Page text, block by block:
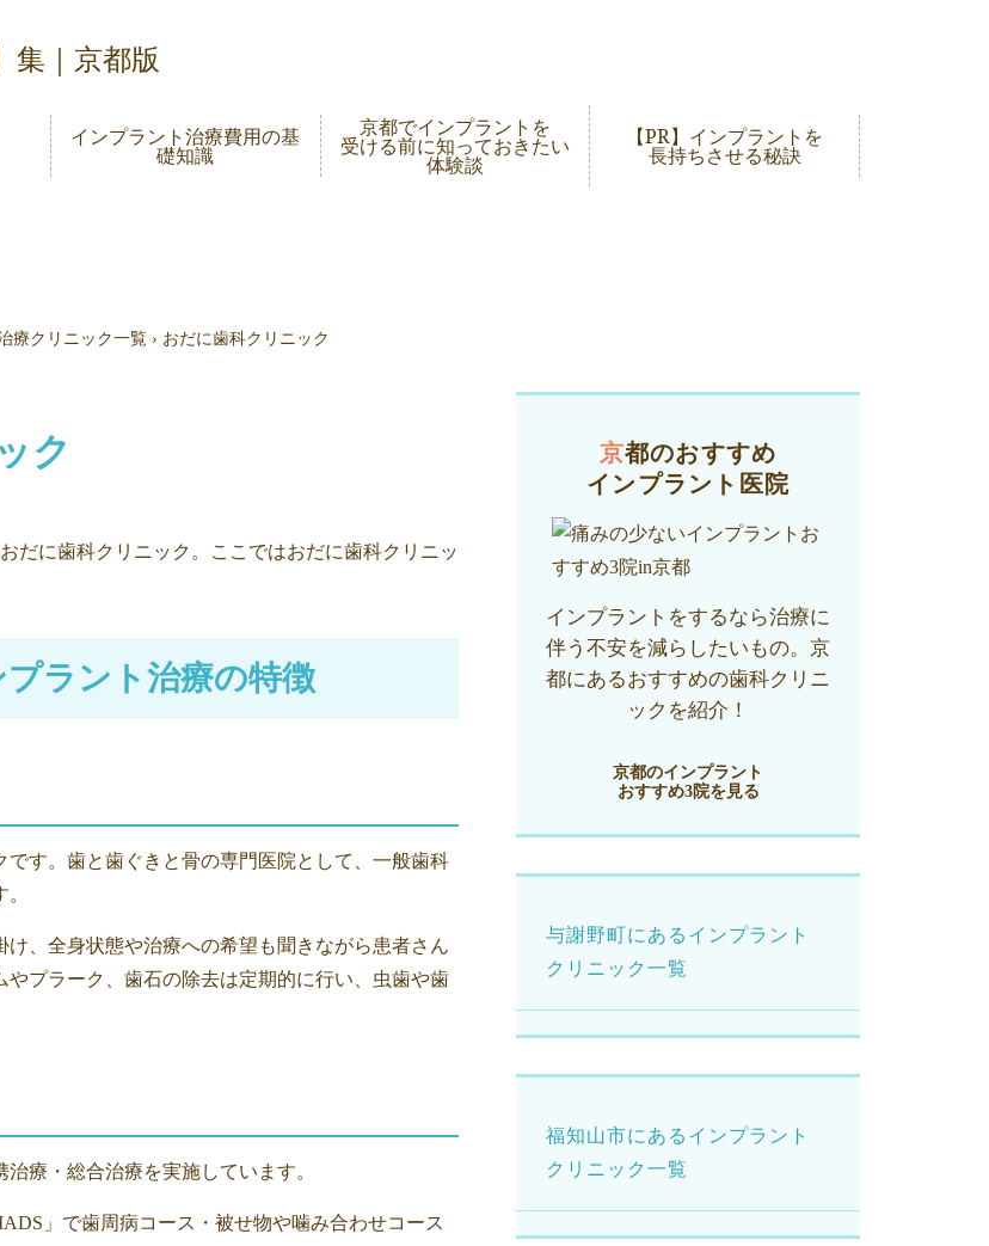
集｜京都版
インプラント治療費用の基
礎知識
京都でインプラントを
受ける前に知っておきたい
体験談
【PR】インプラントを
長持ちさせる秘訣
療クリニック一覧 › おだに歯科クリニック
ク
だに歯科クリニック。ここではおだに歯科クリニッ
ラント治療の特徴
す。歯と歯ぐきと骨の専門医院として、一般歯科
、全身状態や治療への希望も聞きながら患者さん
プラーク、歯石の除去は定期的に行い、虫歯や歯
療・総合治療を実施しています。
」で歯周病コース・被せ物や噛み合わせコース
京都のおすすめ
インプラント医院
インプラントをするなら治療に
伴う不安を減らしたいもの。京
都にあるおすすめの歯科クリニ
ックを紹介！
京都のインプラント
おすすめ3院を見る
与謝野町にあるインプラント
クリニック一覧
福知山市にあるインプラント
クリニック一覧